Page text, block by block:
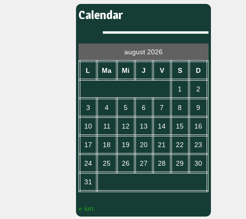
Calendar
august 2026
L Ma Mi J V S D
1 2
3 4 5 6 7 8 9
10 11 12 13 14 15 16
17 18 19 20 21 22 23
24 25 26 27 28 29 30
31
« iun.